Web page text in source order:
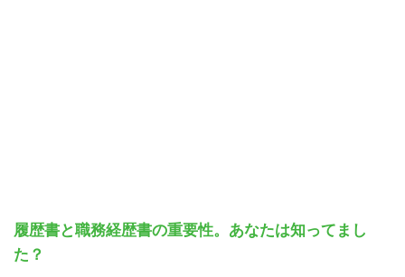
履歴書と職務経歴書の重要性。あなたは知ってまし
た？